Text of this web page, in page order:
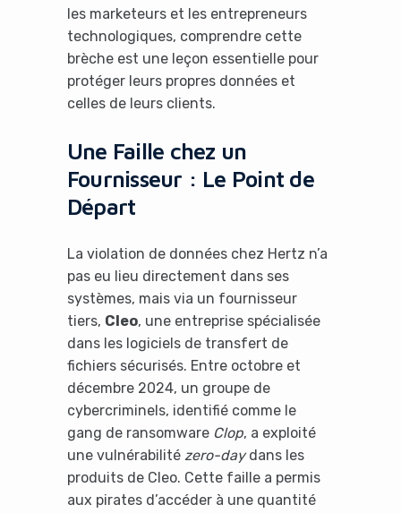
les marketeurs et les entrepreneurs
technologiques, comprendre cette
brèche est une leçon essentielle pour
protéger leurs propres données et
celles de leurs clients.
Une Faille chez un
Fournisseur : Le Point de
Départ
La violation de données chez Hertz n’a
pas eu lieu directement dans ses
systèmes, mais via un fournisseur
tiers, Cleo, une entreprise spécialisée
dans les logiciels de transfert de
fichiers sécurisés. Entre octobre et
décembre 2024, un groupe de
cybercriminels, identifié comme le
gang de ransomware Clop, a exploité
une vulnérabilité zero-daydans les
produits de Cleo. Cette faille a permis
aux pirates d’accéder à une quantité